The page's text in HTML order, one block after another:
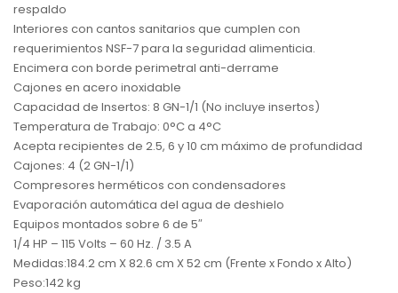
respaldo
Interiores con cantos sanitarios que cumplen con
requerimientos NSF-7 para la seguridad alimenticia.
Encimera con borde perimetral anti-derrame
Cajones en acero inoxidable
Capacidad de Insertos: 8 GN-1/1 (No incluye insertos)
Temperatura de Trabajo: 0°C a 4°C
Acepta recipientes de 2.5, 6 y 10 cm máximo de profundidad
Cajones: 4 (2 GN-1/1)
Compresores herméticos con condensadores
Evaporación automática del agua de deshielo
Equipos montados sobre 6 de 5″
1/4 HP – 115 Volts – 60 Hz. / 3.5 A
Medidas:184.2 cm X 82.6 cm X 52 cm (Frente x Fondo x Alto)
Peso:142 kg